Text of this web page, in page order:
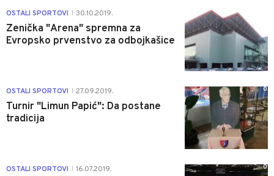
OSTALI SPORTOVI 30.10.2019.
Zenička "Arena" spremna za
Evropsko prvenstvo za odbojkašice
OSTALI SPORTOVI 27.09.2019.
Turnir "Limun Papić": Da postane
tradicija
0
OSTALI SPORTOVI 16.07.2019. 0